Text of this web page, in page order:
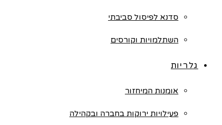
סדנא לפיסול סביבתי
השתלמויות וקורסים
גלריות
אומנות המיחזור
פעילויות ירוקות בחברה ובקהילה